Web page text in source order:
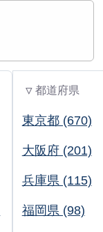
▽ 都道府県
東京都 (670)
大阪府 (201)
兵庫県 (115)
福岡県 (98)